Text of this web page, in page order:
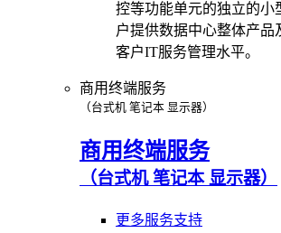
控等功能单元的独立的小
户提供数据中心整体产品
客户IT服务管理水平。
商用终端服务
（台式机 笔记本 显示器）
商用终端服务
（台式机 笔记本 显示器）
更多服务支持